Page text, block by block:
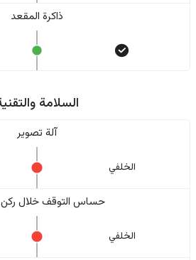
ذاكرة المقعد
السلامة
آلة تصوير
الخلفي
حساس التوقف خلال ركن
الخلفي